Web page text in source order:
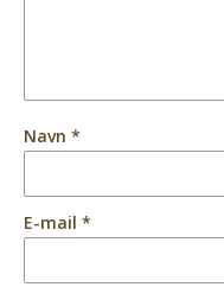
Navn *
E-mail *